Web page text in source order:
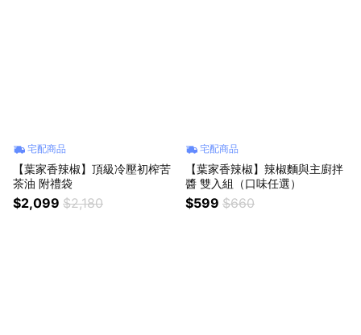
宅配商品
【葉家香辣椒】頂級冷壓初榨苦
茶油 附禮袋
$2,099 $2,180
宅配商品
【葉家香辣椒】辣椒麵與主廚拌
醬 雙入組（口味任選）
$599 $660